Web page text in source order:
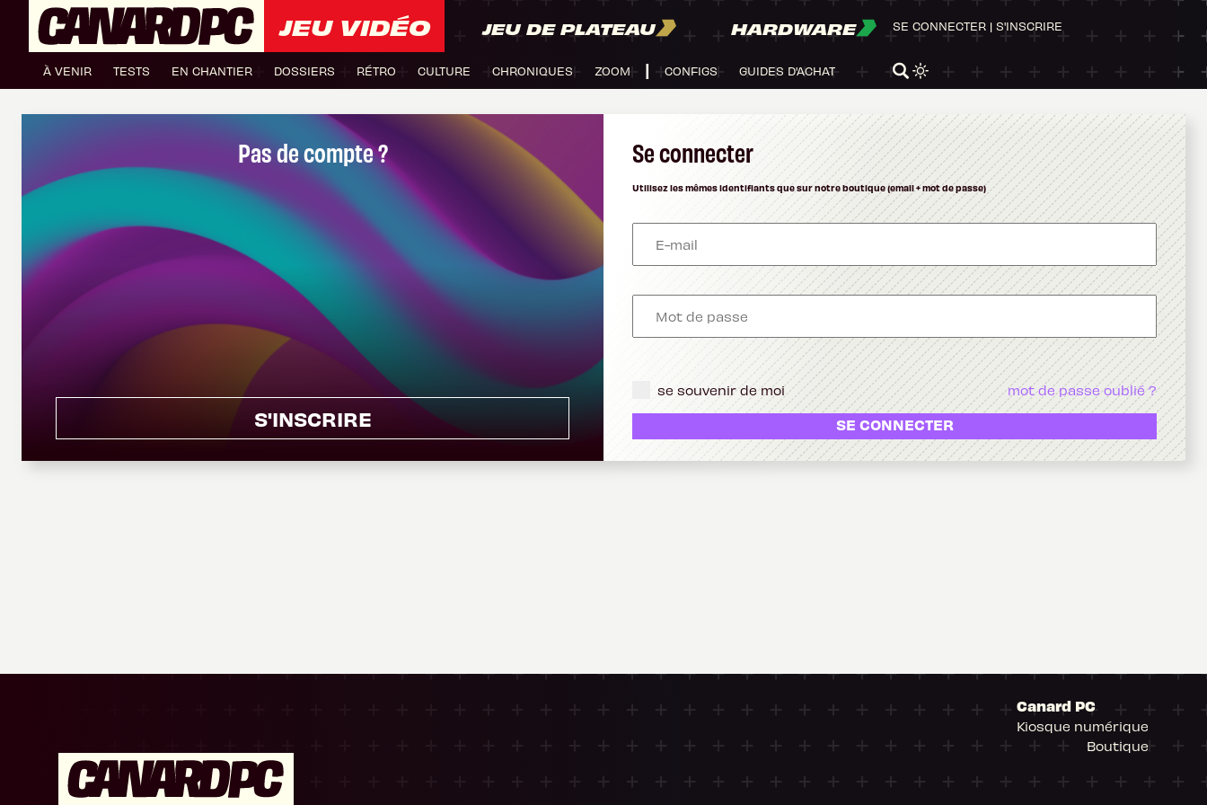
JEU VIDÉO JEU DE PLATEAU HARDWARE
À VENIR TESTS EN CHANTIER DOSSIERS RÉTRO CULTURE CHRONIQUES ZOOM CONFIGS GUIDES D'ACHAT
SE CONNECTER | S'INSCRIRE
Pas de compte ?
S'INSCRIRE
Se connecter
Utilisez les mêmes identifiants que sur notre boutique (email + mot de passe)
se souvenir de moi mot de passe oublié ?
SE CONNECTER
Canard PC
Kiosque numérique
Boutique